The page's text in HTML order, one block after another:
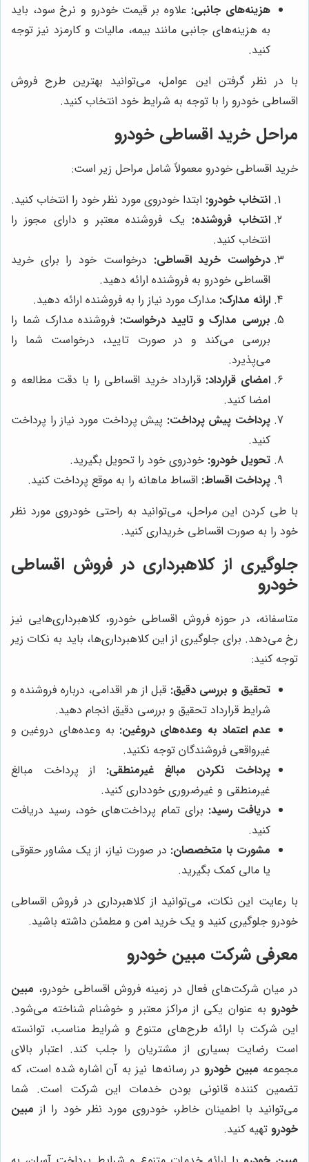
هزینه‌های جانبی: علاوه بر قیمت خودرو و نرخ سود، باید
به هزینه‌های جانبی مانند بیمه، مالیات و کارمزد نیز توجه
کنید.
با در نظر گرفتن این عوامل، می‌توانید بهترین طرح فروش
اقساطی خودرو را با توجه به شرایط خود انتخاب کنید.
مراحل خرید اقساطی خودرو
خرید اقساطی خودرو معمولاً شامل مراحل زیر است:
انتخاب خودرو: ابتدا خودروی مورد نظر خود را انتخاب کنید.
انتخاب فروشنده: یک فروشنده معتبر و دارای مجوز را
انتخاب کنید.
درخواست خرید اقساطی: درخواست خود را برای خرید
اقساطی خودرو به فروشنده ارائه دهید.
ارائه مدارک: مدارک مورد نیاز را به فروشنده ارائه دهید.
بررسی مدارک و تایید درخواست: فروشنده مدارک شما را
بررسی می‌کند و در صورت تایید، درخواست شما را
می‌پذیرد.
امضای قرارداد: قرارداد خرید اقساطی را با دقت مطالعه و
امضا کنید.
پرداخت پیش پرداخت: پیش پرداخت مورد نیاز را پرداخت
کنید.
تحویل خودرو: خودروی خود را تحویل بگیرید.
پرداخت اقساط: اقساط ماهانه را به موقع پرداخت کنید.
با طی کردن این مراحل، می‌توانید به راحتی خودروی مورد نظر
خود را به صورت اقساطی خریداری کنید.
جلوگیری از کلاهبرداری در فروش اقساطی
خودرو
متاسفانه، در حوزه فروش اقساطی خودرو، کلاهبرداری‌هایی نیز
رخ می‌دهد. برای جلوگیری از این کلاهبرداری‌ها، باید به نکات زیر
توجه کنید:
تحقیق و بررسی دقیق: قبل از هر اقدامی، درباره فروشنده و
شرایط قرارداد تحقیق و بررسی دقیق انجام دهید.
عدم اعتماد به وعده‌های دروغین: به وعده‌های دروغین و
غیرواقعی فروشندگان توجه نکنید.
پرداخت نکردن مبالغ غیرمنطقی: از پرداخت مبالغ
غیرمنطقی و غیرضروری خودداری کنید.
دریافت رسید: برای تمام پرداخت‌های خود، رسید دریافت
کنید.
مشورت با متخصصان: در صورت نیاز، از یک مشاور حقوقی
یا مالی کمک بگیرید.
با رعایت این نکات، می‌توانید از کلاهبرداری در فروش اقساطی
خودرو جلوگیری کنید و یک خرید امن و مطمئن داشته باشید.
معرفی شرکت مبین خودرو
در میان شرکت‌های فعال در زمینه فروش اقساطی خودرو، مبین
خودرو به عنوان یکی از مراکز معتبر و خوشنام شناخته می‌شود.
این شرکت با ارائه طرح‌های متنوع و شرایط مناسب، توانسته
است رضایت بسیاری از مشتریان را جلب کند. اعتبار بالای
مجموعه مبین خودرو در رسانه‌ها نیز به آن اشاره شده است، که
تضمین کننده قانونی بودن خدمات این شرکت است. شما
می‌توانید با اطمینان خاطر، خودروی مورد نظر خود را از مبین
خودرو تهیه کنید.